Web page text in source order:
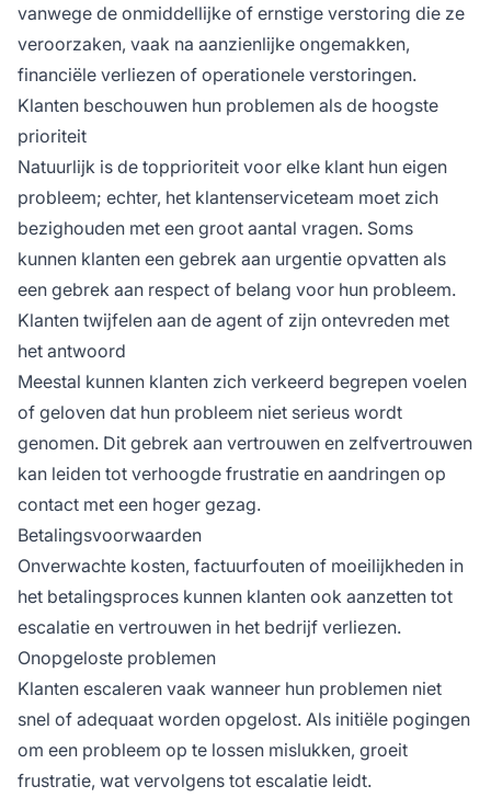
vanwege de onmiddellijke of ernstige verstoring die ze
veroorzaken, vaak na aanzienlijke ongemakken,
financiële verliezen of operationele verstoringen.
Klanten beschouwen hun problemen als de hoogste
prioriteit
Natuurlijk is de topprioriteit voor elke klant hun eigen
probleem; echter, het klantenserviceteam moet zich
bezighouden met een groot aantal vragen. Soms
kunnen klanten een gebrek aan urgentie opvatten als
een gebrek aan respect of belang voor hun probleem.
Klanten twijfelen aan de agent of zijn ontevreden met
het antwoord
Meestal kunnen klanten zich verkeerd begrepen voelen
of geloven dat hun probleem niet serieus wordt
genomen. Dit gebrek aan vertrouwen en zelfvertrouwen
kan leiden tot verhoogde frustratie en aandringen op
contact met een hoger gezag.
Betalingsvoorwaarden
Onverwachte kosten, factuurfouten of moeilijkheden in
het betalingsproces kunnen klanten ook aanzetten tot
escalatie en vertrouwen in het bedrijf verliezen.
Onopgeloste problemen
Klanten escaleren vaak wanneer hun problemen niet
snel of adequaat worden opgelost. Als initiële pogingen
om een probleem op te lossen mislukken, groeit
frustratie, wat vervolgens tot escalatie leidt.